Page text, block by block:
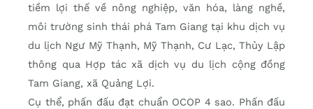
tiềm lợi thế về nông nghiệp, văn hóa, làng nghề,
môi trường sinh thái phá Tam Giang tại khu dịch vụ
du lịch Ngư Mỹ Thạnh, Mỹ Thạnh, Cư Lạc, Thủy Lập
thông qua Hợp tác xã dịch vụ du lịch cộng đồng
Tam Giang, xã Quảng Lợi.
Cụ thể, phấn đấu đạt chuẩn OCOP 4 sao. Phấn đấu